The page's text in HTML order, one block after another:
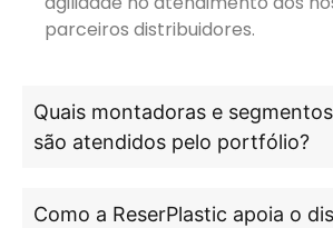
parceiros distribuidores.
Quais montadoras e
são atendidos pelo portfólio?
Como a ReserPlastic apoia o